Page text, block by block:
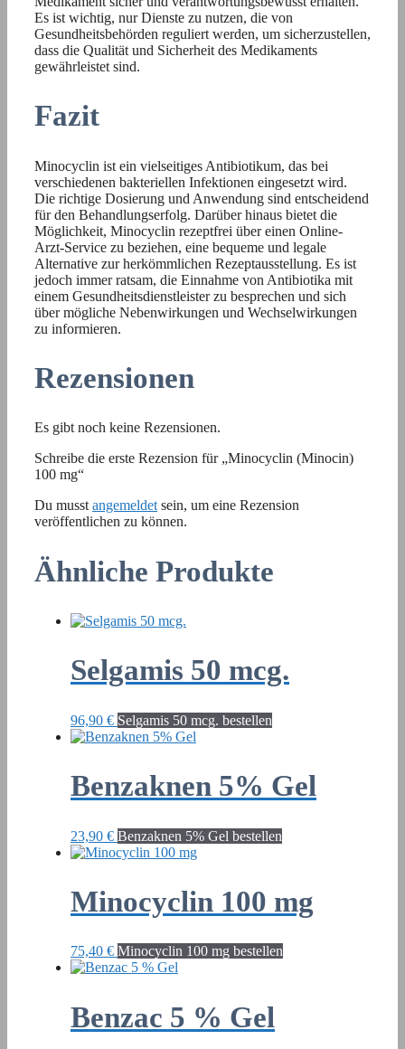
Es ist wichtig, nur Dienste zu nutzen, die von
Gesundheitsbehörden reguliert werden, um sicherzustellen,
dass die Qualität und Sicherheit des Medikaments
gewährleistet sind.
Fazit
Minocyclin ist ein vielseitiges Antibiotikum, das bei
verschiedenen bakteriellen Infektionen eingesetzt wird.
Die richtige Dosierung und Anwendung sind entscheidend
für den Behandlungserfolg. Darüber hinaus bietet die
Möglichkeit, Minocyclin rezeptfrei über einen Online-
Arzt-Service zu beziehen, eine bequeme und legale
Alternative zur herkömmlichen Rezeptausstellung. Es ist
jedoch immer ratsam, die Einnahme von Antibiotika mit
einem Gesundheitsdienstleister zu besprechen und sich
über mögliche Nebenwirkungen und Wechselwirkungen
zu informieren.
Rezensionen
Es gibt noch keine Rezensionen.
Schreibe die erste Rezension für „Minocyclin (Minocin)
100 mg“
Du musst angemeldet sein, um eine Rezension
veröffentlichen zu können.
Ähnliche Produkte
Selgamis 50 mcg.
96,90 € Selgamis 50 mcg. bestellen
Benzaknen 5% Gel
23,90 € Benzaknen 5% Gel bestellen
Minocyclin 100 mg
75,40 € Minocyclin 100 mg bestellen
Benzac 5 % Gel